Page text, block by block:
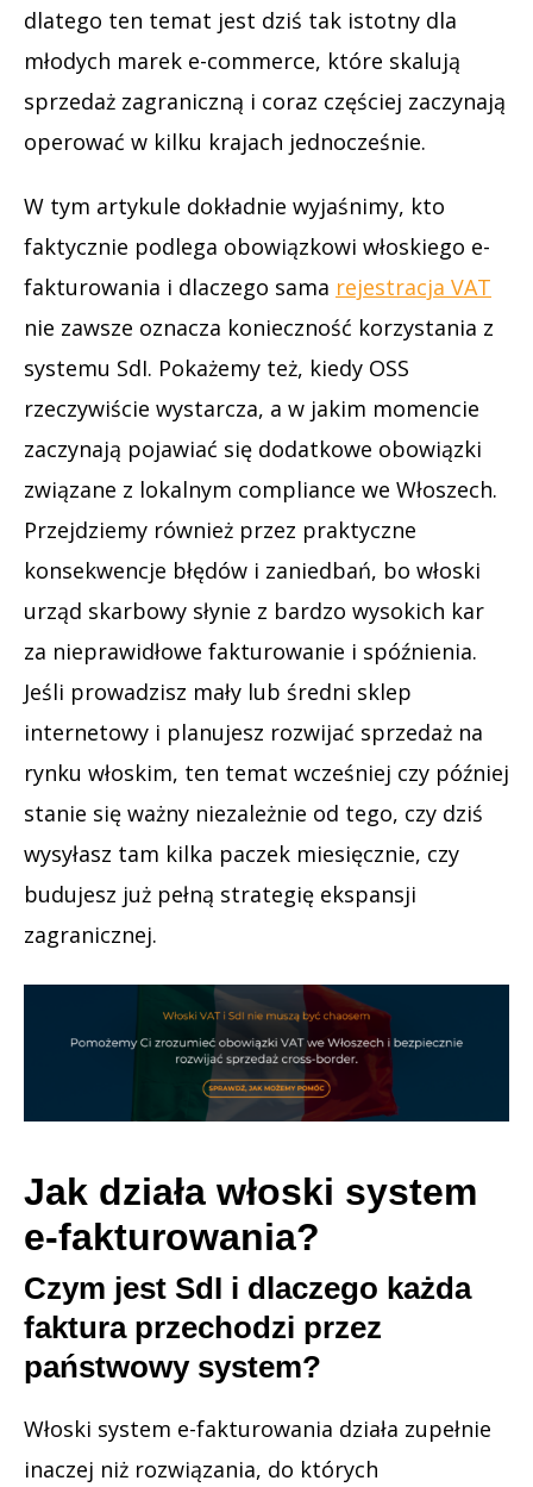
dlatego ten temat jest dziś tak istotny dla
młodych marek e-commerce, które skalują
sprzedaż zagraniczną i coraz częściej zaczynają
operować w kilku krajach jednocześnie.
W tym artykule dokładnie wyjaśnimy, kto
faktycznie podlega obowiązkowi włoskiego e-
fakturowania i dlaczego sama rejestracja VAT
nie zawsze oznacza konieczność korzystania z
systemu SdI. Pokażemy też, kiedy OSS
rzeczywiście wystarcza, a w jakim momencie
zaczynają pojawiać się dodatkowe obowiązki
związane z lokalnym compliance we Włoszech.
Przejdziemy również przez praktyczne
konsekwencje błędów i zaniedbań, bo włoski
urząd skarbowy słynie z bardzo wysokich kar
za nieprawidłowe fakturowanie i spóźnienia.
Jeśli prowadzisz mały lub średni sklep
internetowy i planujesz rozwijać sprzedaż na
rynku włoskim, ten temat wcześniej czy później
stanie się ważny niezależnie od tego, czy dziś
wysyłasz tam kilka paczek miesięcznie, czy
budujesz już pełną strategię ekspansji
zagranicznej.
Jak działa włoski system
e-fakturowania?
Czym jest SdI i dlaczego każda
faktura przechodzi przez
państwowy system?
Włoski system e-fakturowania działa zupełnie
inaczej niż rozwiązania, do których